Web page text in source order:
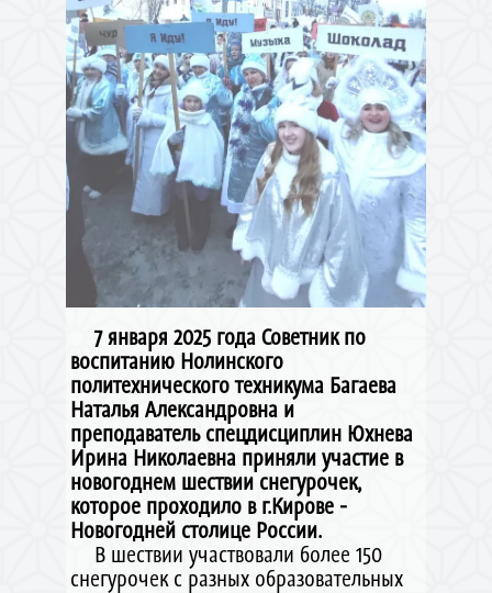
7 января 2025 года Советник по
воспитанию Нолинского
политехнического техникума Багаева
Наталья Александровна и
преподаватель спецдисциплин Юхнева
Ирина Николаевна приняли участие в
новогоднем шествии снегурочек,
которое проходило в г.Кирове -
Новогодней столице России.
В шествии участвовали более 150
снегурочек с разных образовательных